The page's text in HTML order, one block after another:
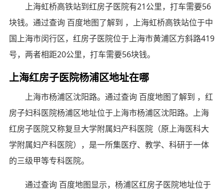
上海虹桥高铁站到红房子医院有21公里，打车需要56
块钱。通过查询 百度地图了解到 ，上海虹桥高铁站位于中
国上海市闵行区，红房子医院位于上海市黄浦区方斜路419
号，两者相距20公里，打车需要56块钱。
上海红房子医院杨浦区地址在哪
上海市杨浦区沈阳路。通过查询 百度地图了解到 ，红
房子妇科医院杨浦区地址位于上海市杨浦区沈阳路。上海
红房子医院又称复旦大学附属妇产科医院（原上海医科大
学附属妇产科医院），是一所集医疗、教学、科研于一体
的三级甲等专科医院。
通过查询 百度地图显示，杨浦区红房子医院地址位于